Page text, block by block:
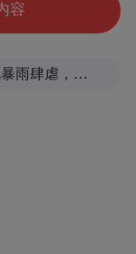
容
狂风暴雨肆虐，台州一家电厂遭受猛烈冲击